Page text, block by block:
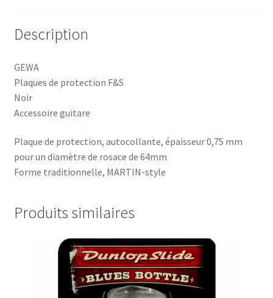
Description
GEWA
Plaques de protection F&S
Noir
Accessoire guitare
Plaque de protection, autocollante, épaisseur 0,75 mm
pour un diamètre de rosace de 64mm
Forme traditionnelle, MARTIN-style
Produits similaires